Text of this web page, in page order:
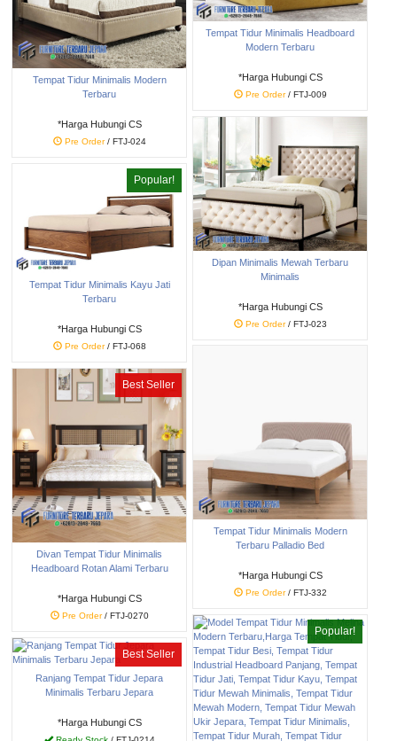
Tempat Tidur Minimalis Modern
Terbaru
*Harga Hubungi CS
Pre Order/ FTJ-024
Tempat Tidur Minimalis Headboard
Modern Terbaru
*Harga Hubungi CS
Pre Order/ FTJ-009
Dipan Minimalis Mewah Terbaru
Minimalis
*Harga Hubungi CS
Pre Order/ FTJ-023
Popular!
Tempat Tidur Minimalis Kayu Jati
Terbaru
*Harga Hubungi CS
Pre Order/ FTJ-068
Tempat Tidur Minimalis Modern
Terbaru Palladio Bed
*Harga Hubungi CS
Pre Order/ FTJ-332
Best Seller
Divan Tempat Tidur Minimalis
Headboard Rotan Alami Terbaru
*Harga Hubungi CS
Pre Order/ FTJ-0270
Popular!
Best Seller
Ranjang Tempat Tidur Jepara
Minimalis Terbaru Jepara
*Harga Hubungi CS